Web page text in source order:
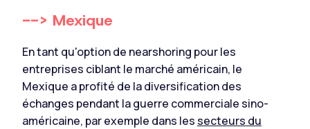
--> Mexique
En tant qu'option de nearshoring pour les
entreprises ciblant le marché américain, le
Mexique a profité de la diversification des
échanges pendant la guerre commerciale sino-
américaine, par exemple dans les secteurs du